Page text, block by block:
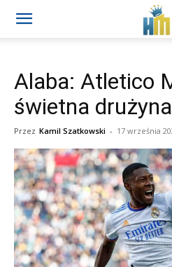
Alaba: Atletico
świetna drużyna
Przez Kamil Szatkowski - 17 września